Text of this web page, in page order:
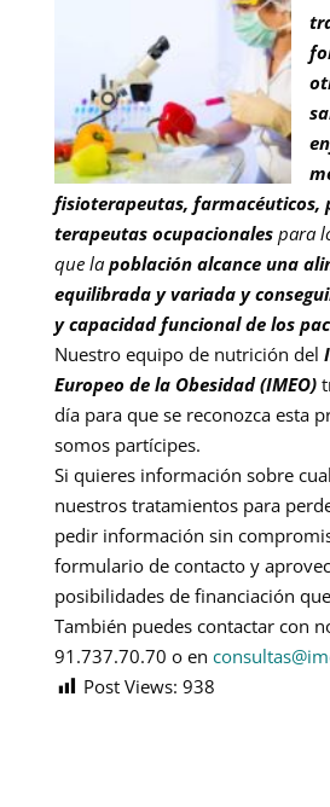
fisioterapeutas, farmacéuticos,
terapeutas ocupacionalespara
que la población alcance una
equilibrada y variada y
y capacidad funcional de los
Nuestro equipo de nutrición del
Europeo de la Obesidad (IMEO)
día para que se reconozca esta
somos partícipes.
Si quieres información sobre
nuestros tratamientos para
pedir información sin
formulario de contacto y
posibilidades de financiación
También puedes contactar con
91.737.70.70 o en
Post Views: 938